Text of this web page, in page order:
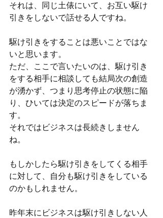
それは、同じ土俵にいて、お互い駆け
引きをしないで話せる人ですね。
駆け引きをすることは悪いことではな
いと思います。
ただ、ここで言いたいのは、駆け引き
をする相手に相談しても結局次の創造
が湧かず、つまり思考停止の状態に陥
り、ひいては決定のスピードが落ちま
す。
それではビジネスは長続きしません
ね。
もしかしたら駆け引きをしてくる相手
に対して、自分も駆け引きをしている
のかもしれません。
昨年末にビジネスは駆け引きしない人